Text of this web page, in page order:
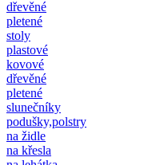
dřevěné
pletené
stoly
plastové
kovové
dřevěné
pletené
slunečníky
podušky,polstry
na židle
na křesla